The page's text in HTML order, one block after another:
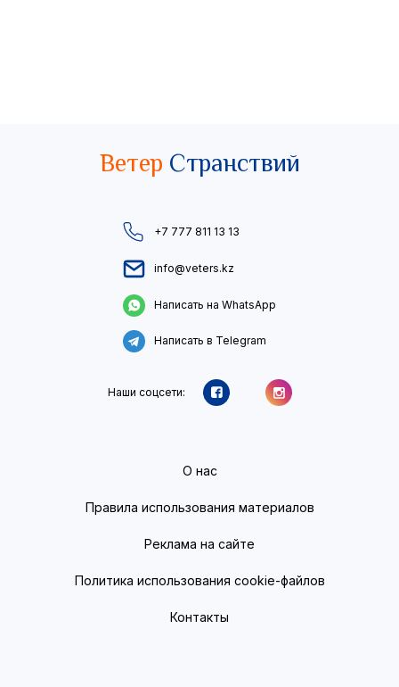
Ветер Странствий
+7 777 811 13 13
info@veters.kz
Написать на WhatsApp
Написать в Telegram
Наши соцсети:
О нас
Правила использования материалов
Реклама на сайте
Политика использования cookie-файлов
Контакты